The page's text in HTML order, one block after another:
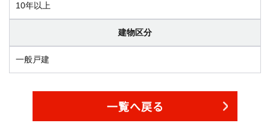
10年以上
建物区分
一般戸建
一覧へ戻る